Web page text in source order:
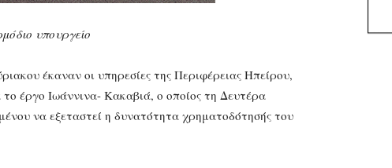
υπουργείο
έκαναν οι υπηρεσίες της Περιφέρειας Ηπείρου,
έργο Ιωάννινα- Κακαβιά, ο οποίος τη Δευτέρα
να εξεταστεί η δυνατότητα χρηματοδότησής του